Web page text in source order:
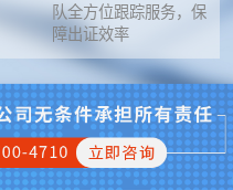
队全方位跟踪服务，保
障出证效率